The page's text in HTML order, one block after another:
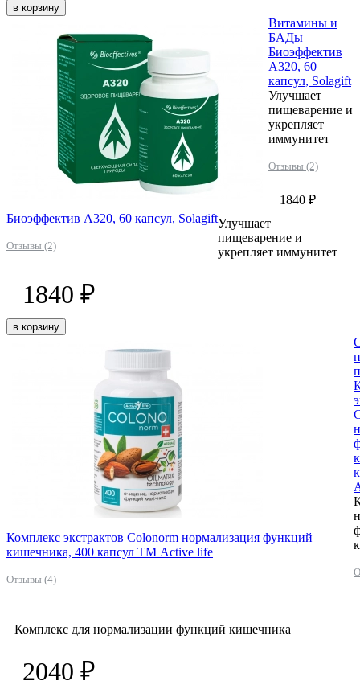
в корзину
Биоэффектив А320, 60 капсул, Solagift
Отзывы (2)
Витамины и
БАДы
Биоэффектив
А320, 60
капсул, Solagift
Улучшает
пищеварение и
укрепляет
иммунитет
Отзывы (2)
1840 ₽
Улучшает
пищеварение и
укрепляет иммунитет
1840 ₽
в корзину
Комплекс экстрактов Colonorm нормализация функций
кишечника, 400 капсул ТМ Active life
Отзывы (4)
Комплекс для нормализации функций кишечника
2040 ₽